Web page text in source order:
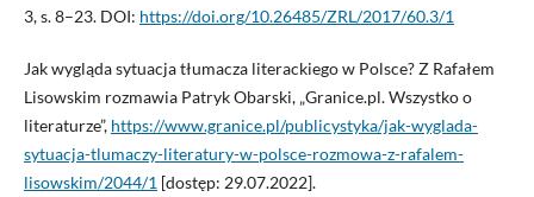
3, s. 8–23. DOI: https://doi.org/10.26485/ZRL/2017/60.3/1
Jak wygląda sytuacja tłumacza literackiego w Polsce? Z Rafałem
Lisowskim rozmawia Patryk Obarski, „Granice.pl. Wszystko o
literaturze”, https://www.granice.pl/publicystyka/jak-wyglada-
sytuacja-tlumaczy-literatury-w-polsce-rozmowa-z-rafalem-
lisowskim/2044/1 [dostęp: 29.07.2022].